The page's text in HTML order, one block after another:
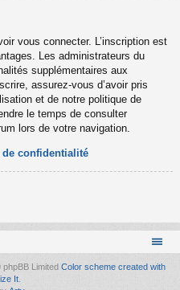
vous connecter. L’inscription est
Les administrateurs du
supplémentaires aux
assurez-vous d’avoir pris
et de notre politique de
le temps de consulter
lors de votre navigation.
confidentialité
Limited Color scheme created with
It.